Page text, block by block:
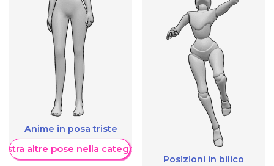
Anime in posa triste
altre pose nella categoria
Posizioni in bilico